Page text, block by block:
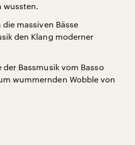
wussten.
massiven Bässe
den Klang moderner
Bassmusik vom Basso
wummernden Wobble von